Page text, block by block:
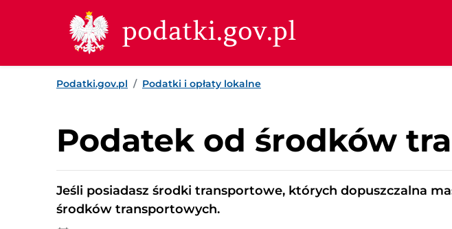
Przejdź do treści
Przejdź do wyszukiwarki
Przejdź do stopki
podatki.gov.pl
Podatki.gov.pl Podatki i opłaty lokalne
Podatek od środków
Jeśli posiadasz środki transportowe, których dopuszczalna
środków transportowych.